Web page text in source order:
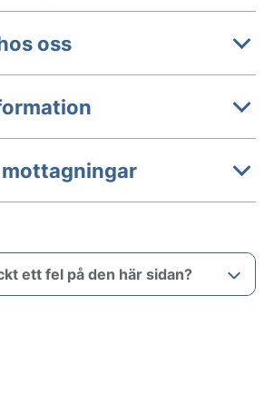
oss
mottagningar
ett fel på den här sidan?